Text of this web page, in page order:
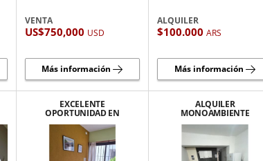
VENTA
US$750,000 USD
Más información
ALQUILER
$100.000ARS
Más información
EXCELENTE
OPORTUNIDAD EN
TUNUYAN | DUPLEX
AMOBLADO EN
ALQUILER
ALQUILER
MONOAMBIENTE
AMOBLADO CIUDAD DE
MENDOZA